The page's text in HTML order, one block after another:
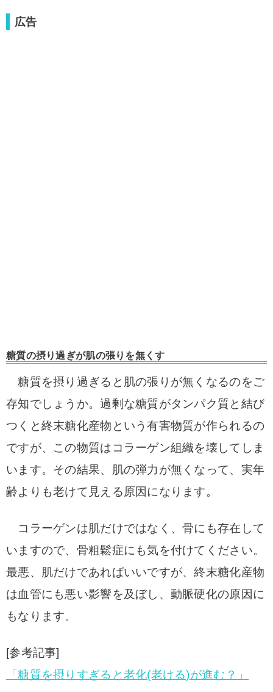
広告
糖質の摂り過ぎが肌の張りを無くす
糖質を摂り過ぎると肌の張りが無くなるのをご
存知でしょうか。過剰な糖質がタンパク質と結び
つくと終末糖化産物という有害物質が作られるの
ですが、この物質はコラーゲン組織を壊してしま
います。 その結果、肌の弾力が無くなって、実年
齢よりも老けて見える原因になります。
コラーゲンは肌だけではなく、骨にも存在して
いますので、骨粗鬆症にも気を付けてください。
最悪、肌だけであればいいですが、終末糖化産物
は血管にも悪い影響を及ぼし、動脈硬化の原因に
もなります。
[参考記事]
「糖質を摂りすぎると老化(老ける)が進む？」